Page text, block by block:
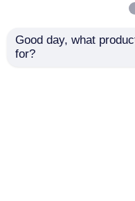
Good day, what
for?